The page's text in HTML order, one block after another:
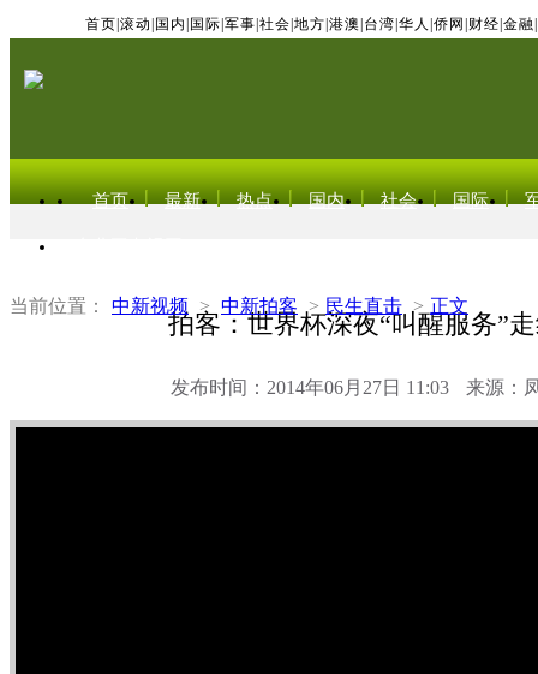
首页 滚动 国内 国际 军事 社会 地方 港澳 台湾 华人 侨网 财经 金融
首页 最新 热点 国内 社会 国际
当前位置： 中新视频 > 中新拍客 > 民生直击 > 正文
拍客：世界杯深夜“叫醒服务”
发布时间：2014年06月27日 11:03 来源：